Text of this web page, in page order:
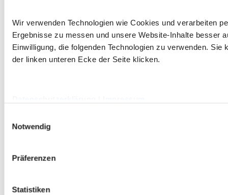
Wir verwenden Technologien wie Cookies und verarbeiten
Ergebnisse zu messen und unsere Website-Inhalte besser
Einwilligung, die folgenden Technologien zu verwenden.
der linken unteren Ecke der Seite klicken.
Notwendig
Präferenzen
Statistiken